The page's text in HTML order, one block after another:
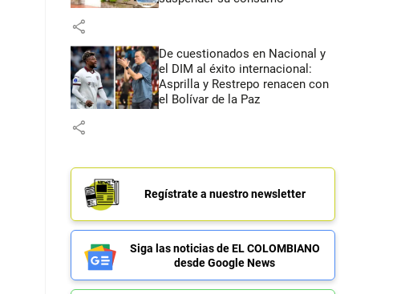
share
De cuestionados en Nacional y
el DIM al éxito internacional:
Asprilla y Restrepo renacen con
el Bolívar de la Paz
share
Regístrate a nuestro newsletter
Siga las noticias de EL COLOMBIANO
desde Google News